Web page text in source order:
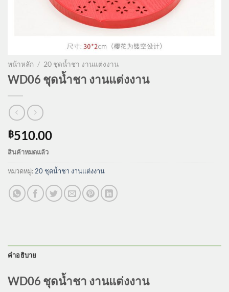
หน้าหลัก / 20 ชุดน้ำชา งานแต่งงาน
WD06 ชุดน้ำชา งานแต่งงาน
฿510.00
สินค้าหมดแล้ว
หมวดหมู่: 20 ชุดน้ำชา งานแต่งงาน
คำอธิบาย
WD06 ชุดน้ำชา งานแต่งงาน